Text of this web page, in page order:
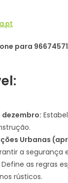
application
para
dezembro:
Urbanas
a segurança
Define as regras
rústicos.